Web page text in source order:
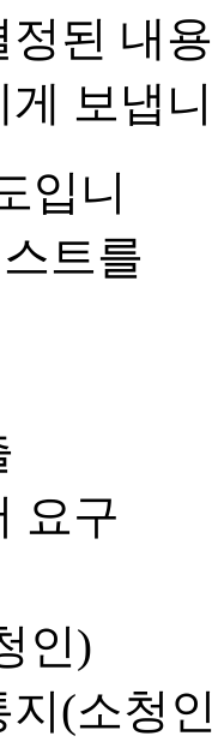
된 내
게 보냅
요구
인)
(소청